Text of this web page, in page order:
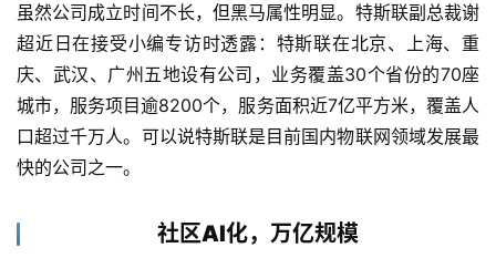
虽然公司成立时间不长，但黑马属性明显。特斯联副总裁谢
超近日在接受小编专访时透露：特斯联在北京、上海、重
庆、武汉、广州五地设有公司，业务覆盖30个省份的70座
城市，服务项目逾8200个，服务面积近7亿平方米，覆盖人
口超过千万人。可以说特斯联是目前国内物联网领域发展最
快的公司之一。
社区AI化，万亿规模